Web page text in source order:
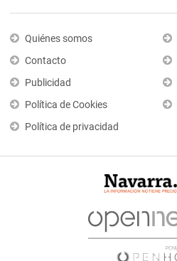
Quiénes somos
Contacto
Publicidad
Política de Cookies
Política de privacidad